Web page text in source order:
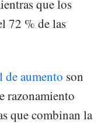
que los
72 % de las
de aumento son
razonamiento
que combinan la